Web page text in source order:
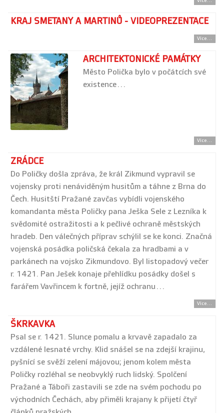
KRAJ SMETANY A MARTINŮ - VIDEOPREZENTACE
Více...
ARCHITEKTONICKÉ PAMÁTKY
Město Polička bylo v počátcích své
existence…
Více...
ZRÁDCE
Do Poličky došla zpráva, že král Zikmund vypravil se
vojensky proti nenáviděným husitům a táhne z Brna do
Čech. Husitští Pražané zavčas vybídli vojenského
komandanta města Poličky pana Ješka Sele z Lezníka k
svědomité ostražitosti a k pečlivé ochraně městských
hradeb. Den válečných příprav schýlil se ke konci. Značná
vojenská posádka poličská čekala za hradbami a v
parkánech na vojsko Zikmundovo. Byl listopadový večer
r. 1421. Pan Ješek konaje přehlídku posádky došel s
farářem Vavřincem k fortně, jejíž ochranu…
Více...
ŠKRKAVKA
Psal se r. 1421. Slunce pomalu a krvavě zapadalo za
vzdálené lesnaté vrchy. Klid snášel se na zdejší krajinu,
pyšnící se svěží zelení májovou; jenom kolem města
Poličky rozléhal se neobvyklý ruch lidský. Spolčení
Pražané a Táboři zastavili se zde na svém pochodu po
východních Čechách, aby přiměli krajany k přijetí čtyř